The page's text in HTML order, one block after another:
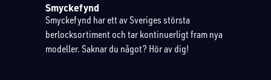
Smyckefynd
Smyckefynd har ett av Sveriges största
berlocksortiment och tar kontinuerligt fram nya
modeller. Saknar du något? Hör av dig!